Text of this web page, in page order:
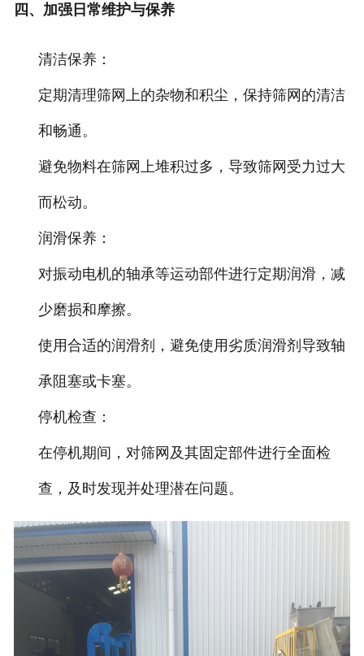
四、加强日常维护与保养
清洁保养：
定期清理筛网上的杂物和积尘，保持筛网的清洁
和畅通。
避免物料在筛网上堆积过多，导致筛网受力过大
而松动。
润滑保养：
对振动电机的轴承等运动部件进行定期润滑，减
少磨损和摩擦。
使用合适的润滑剂，避免使用劣质润滑剂导致轴
承阻塞或卡塞。
停机检查：
在停机期间，对筛网及其固定部件进行全面检
查，及时发现并处理潜在问题。